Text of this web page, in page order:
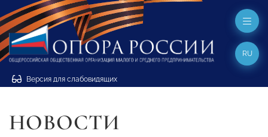
Версия для слабовидящих
RU
НОВОСТИ